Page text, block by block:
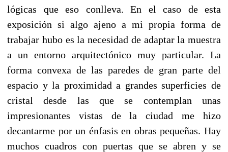
lógicas que eso conlleva. En el caso de esta
exposición si algo ajeno a mi propia forma de
trabajar hubo es la necesidad de adaptar la muestra
a un entorno arquitectónico muy particular. La
forma convexa de las paredes de gran parte del
espacio y la proximidad a grandes superficies de
cristal desde las que se contemplan unas
impresionantes vistas de la ciudad me hizo
decantarme por un énfasis en obras pequeñas. Hay
muchos cuadros con puertas que se abren y se